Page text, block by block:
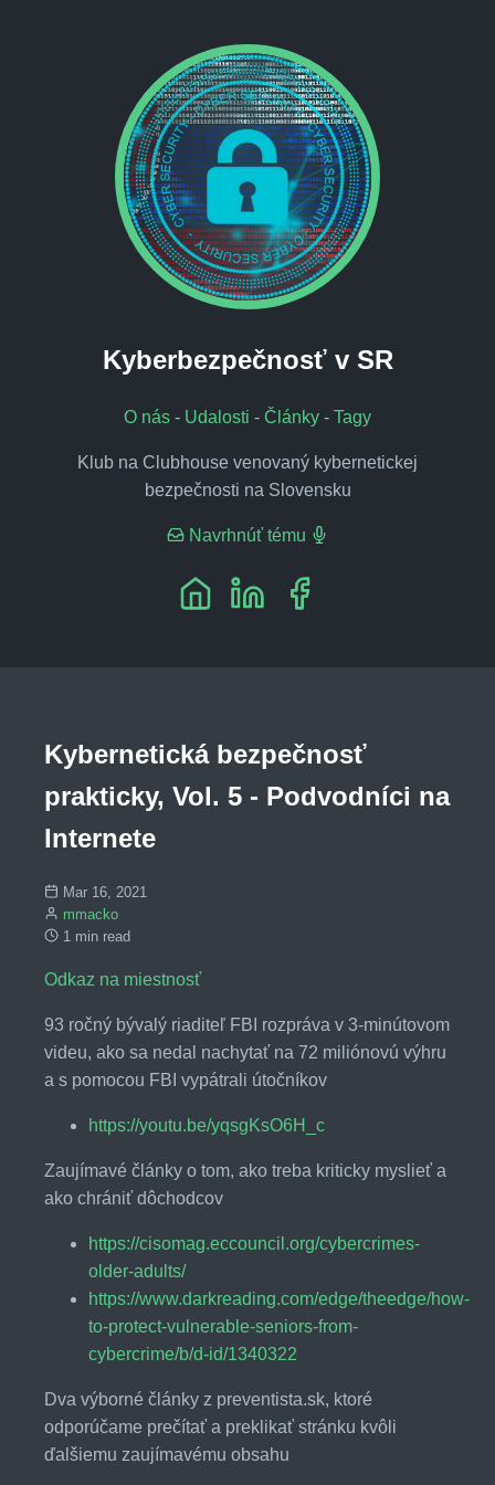
Kyberbezpečnosť v SR
O nás - Udalosti - Články - Tagy
Klub na Clubhouse venovaný kybernetickej
bezpečnosti na Slovensku
Navrhnúť tému
Kybernetická bezpečnosť
prakticky, Vol. 5 - Podvodníci na
Internete
Mar 16, 2021
mmacko
1 min read
Odkaz na miestnosť
93 ročný bývalý riaditeľ FBI rozpráva v 3-minútovom
videu, ako sa nedal nachytať na 72 miliónovú výhru
a s pomocou FBI vypátrali útočníkov
https://youtu.be/yqsgKsO6H_c
Zaujímavé články o tom, ako treba kriticky myslieť a
ako chrániť dôchodcov
https://cisomag.eccouncil.org/cybercrimes-
older-adults/
https://www.darkreading.com/edge/theedge/how-
to-protect-vulnerable-seniors-from-
cybercrime/b/d-id/1340322
Dva výborné články z preventista.sk, ktoré
odporúčame prečítať a preklikať stránku kvôli
ďalšiemu zaujímavému obsahu